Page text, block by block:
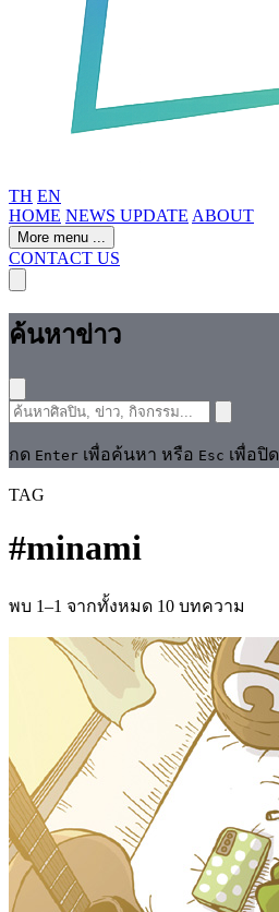
TH EN
HOME NEWS UPDATE ABOUT
More menu ...
CONTACT US
ค้นหาข่าว
กด Enter เพื่อค้นหา หรือ Esc เพื่อปิด
TAG
#minami
พบ 1–1 จากทั้งหมด 10 บทความ